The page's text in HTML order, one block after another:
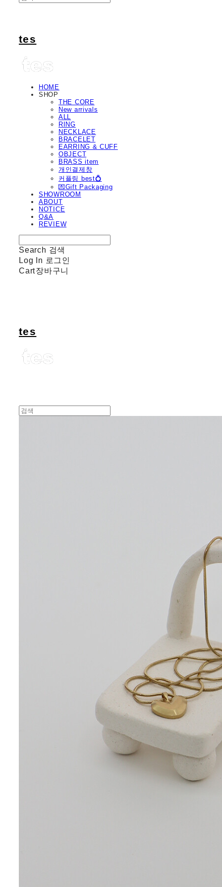
tes
HOME
SHOP
THE CORE
New arrivals
ALL
RING
NECKLACE
BRACELET
EARRING & CUFF
OBJECT
BRASS item
개인결제창
커플링 best💍
💌Gift Packaging
SHOWROOM
ABOUT
NOTICE
Q&A
REVIEW
Search 검색
Log In 로그인
Cart장바구니
tes